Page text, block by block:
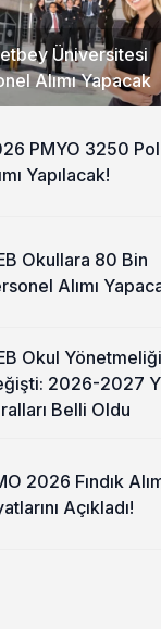
Üniversitesi
Alımı Yapacak
PMYO 3250
Yapılacak!
Okullara 80 Bin
Alımı
Okul Yönetmeliği
2026-2027
Belli Oldu
2026 Fındık
Açıkladı!